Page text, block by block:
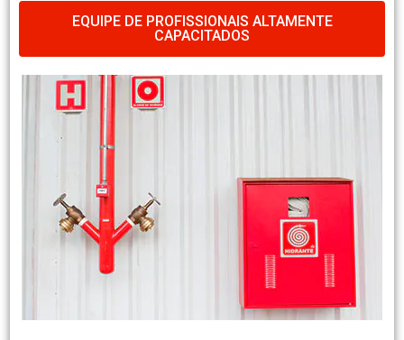
EQUIPE DE PROFISSIONAIS ALTAMENTE
CAPACITADOS